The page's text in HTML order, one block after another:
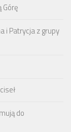
i Patrycja z grupy
do